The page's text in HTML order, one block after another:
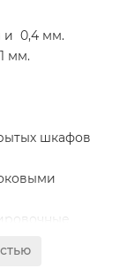
и 0,4 мм.
мм.
шкафов